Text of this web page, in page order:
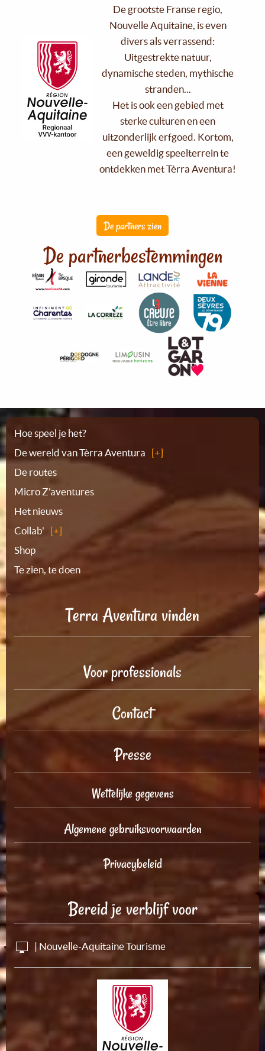
De grootste Franse regio,
Nouvelle Aquitaine, is even
divers als verrassend:
Uitgestrekte natuur,
dynamische steden, mythische
stranden...
Het is ook een gebied met
sterke culturen en een
uitzonderlijk erfgoed. Kortom,
een geweldig speelterrein te
ontdekken met Tèrra Aventura!
De partners zien
De partnerbestemmingen
Plattegrond
Hoe speel je het?
De wereld van Tèrra Aventura
De routes
Micro Z'aventures
Het nieuws
Collab'
Shop
Te zien, te doen
Terra Aventura vinden
Voor professionals
Contact
Presse
Wettelijke gegevens
Algemene gebruiksvoorwaarden
Privacybeleid
Bereid je verblijf voor
| Nouvelle-Aquitaine Tourisme